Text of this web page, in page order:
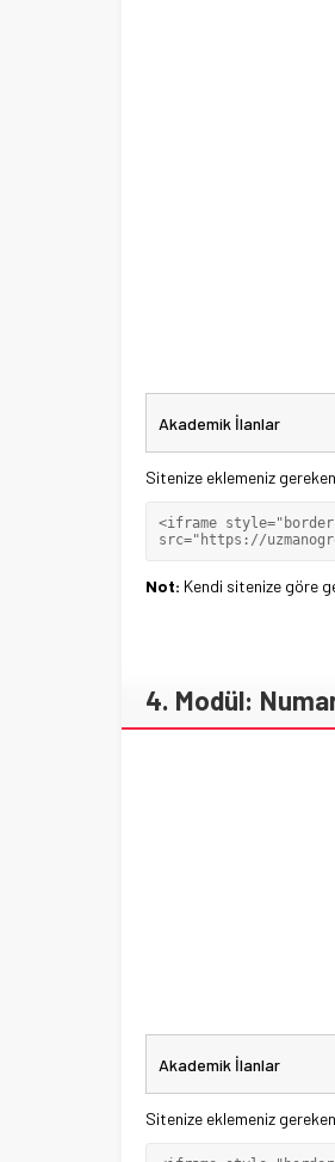
Sitenize eklemeniz
Not: Kendi sitenize göre
4. Modül:
Sitenize eklemeniz